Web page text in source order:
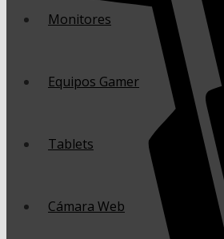
Monitores
Equipos Gamer
Tablets
Cámara Web